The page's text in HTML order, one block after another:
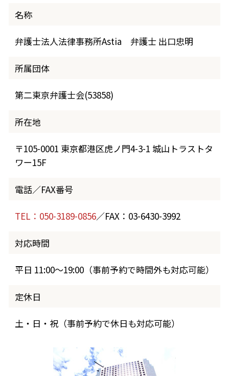
名称
弁護士法人法律事務所Astia 弁護士 出口忠明
所属団体
第二東京弁護士会(53858)
所在地
〒105-0001 東京都港区虎ノ門4-3-1 城山トラストタ
ワー15F
電話／FAX番号
TEL：050-3189-0856／FAX：03-6430-3992
対応時間
平日 11:00～19:00（事前予約で時間外も対応可能）
定休日
土・日・祝（事前予約で休日も対応可能）